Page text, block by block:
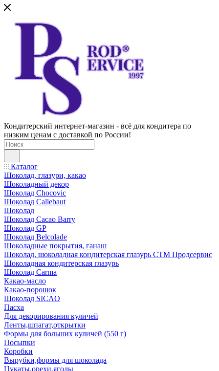
Кондитерский интернет-магазин - всё для кондитера по
низким ценам с доставкой по России!
Каталог
Шоколад, глазури, какао
Шоколадный декор
Шоколад Chocovic
Шоколад Callebaut
Шоколад
Шоколад Cacao Barry
Шоколад GP
Шоколад Belcolade
Шоколадные покрытия, ганаш
Шоколад, шоколадная кондитерская глазурь СТМ Продсервис
Шоколадная кондитерская глазурь
Шоколад Carma
Какао-масло
Какао-порошок
Шоколад SICAO
Пасха
Для декорирования куличей
Ленты,шпагат,открытки
Формы для больших куличей (550 г)
Посыпки
Коробки
Вырубки,формы для шоколада
Цукаты,орехи,ягоды